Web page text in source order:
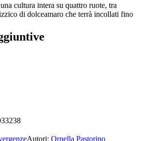
cultura intera su quattro ruote, tra
di dolceamaro che terrà incollati fino
Autori:Ornella Pastorino